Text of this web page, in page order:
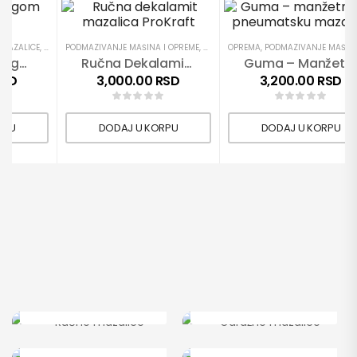
MAZALICE
, PODMAZIVANJE MAŠINA I OPREME,PROIZVODI
Glava Sa Oprugom GEKO
PODMAZIVANJE MAŠINA I OPREME, PROIZVODI,RUČNE MAZALICE
Ručna Dekalamit Mazalica ProKraft
3,000.00 RSD
DODAJ U KORPU
OPREMA, PODMAZIVANJE MAŠINA I
3,200.00 RSD
DODAJ U KORPU